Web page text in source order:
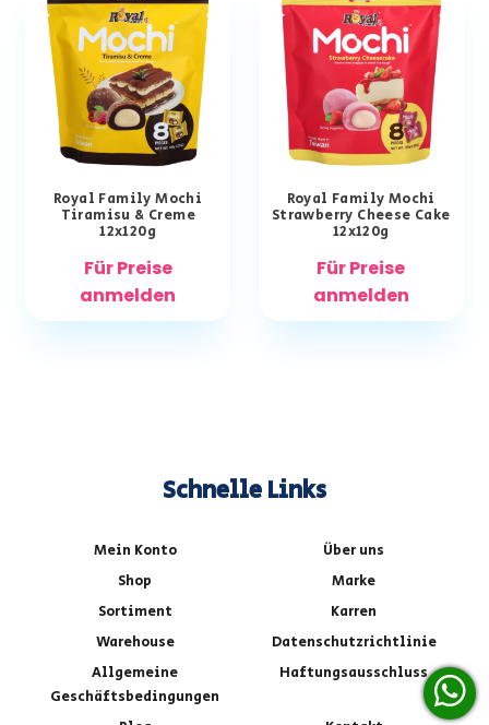
Royal Family Mochi
Tiramisu & Creme
12x120g
Für Preise
anmelden
Royal Family Mochi
Strawberry Cheese Cake
12x120g
Für Preise
anmelden
Schnelle Links
Mein Konto
Über uns
Shop
Marke
Sortiment
Karren
Warehouse
Datenschutzrichtlinie
Allgemeine
Geschäftsbedingungen
Haftungsausschluss